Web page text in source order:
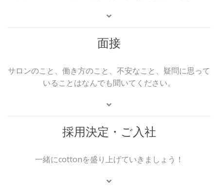
面接
サロンのこと、働き方のこと、不安なこと、疑問に思って
いることはなんでも聞いてください。
採用決定・ご入社
一緒にcottonを盛り上げていきましょう！